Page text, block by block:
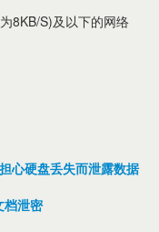
8KB/S)及以下的网络
心硬盘丢失而泄露数据
档泄密